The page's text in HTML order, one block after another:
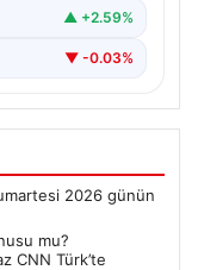
▲ +2.59%
▼ -0.03%
2026 günün
mu?
CNN Türk’te